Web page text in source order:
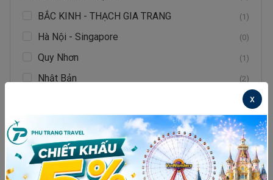
BẮC KINH - THẠCH GIA TRANG (1)
Hà Nội - Singapore (0)
Quy Nhơn (1)
Nhật Bản (2)
(1)
BUSAN– DU THUYỀN 5* YATCH- LÀNG CỔ
JEONJU HANOK- SEOUL- PHỐ SEONGSU
DONG-THÁP NAMSAN
(1)
Hà Nội (0)
x